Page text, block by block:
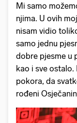
Mi samo
njima. U ovih
nisam vidio
samo jednu
dobre pjesme u
kao i sve
pokora, da
rođeni